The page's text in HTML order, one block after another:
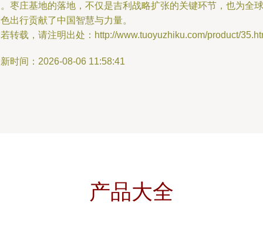
枣庄基地的落地，不仅是吉利战略扩张的关键环节，也为全球
出行贡献了中国智慧与力量。
转载，请注明出处：http://www.tuoyuzhiku.com/product/
时间：2026-08-06 11:58:41
产品大全